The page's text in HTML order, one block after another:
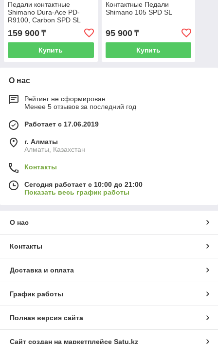
Педали контактные
Shimano Dura-Ace PD-
R9100, Carbon SPD SL
159 900 ₸
Купить
Контактные Педали
Shimano 105 SPD SL
95 900₸
Купить
О нас
Рейтинг не сформирован
Менее 5 отзывов за последний год
Работает с 17.06.2019
г. Алматы
Алматы, Казахстан
Контакты
Сегодня работает с 10:00 до 21:00
Показать весь график работы
О нас
Контакты
Доставка и оплата
График работы
Полная версия сайта
Сайт создан на маркетплейсе Satu.kz